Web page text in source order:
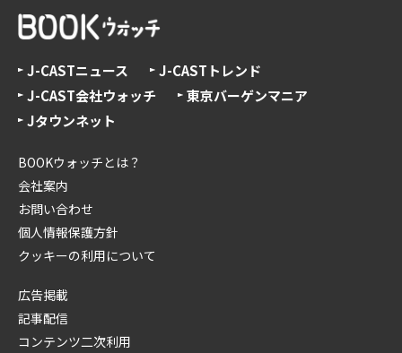
J-CASTニュース
J-CASTトレンド
J-CAST会社ウォッチ
東京バーゲンマニア
Jタウンネット
BOOKウォッチとは？
会社案内
お問い合わせ
個人情報保護方針
クッキーの利用について
広告掲載
記事配信
コンテンツ二次利用